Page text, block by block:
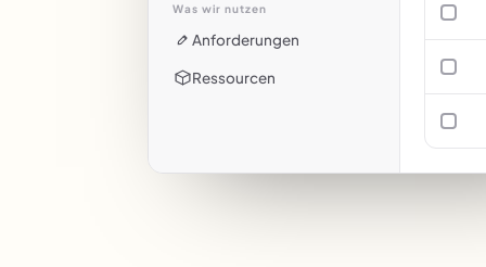
Was wir nutzen
Anforderungen
Ressourcen